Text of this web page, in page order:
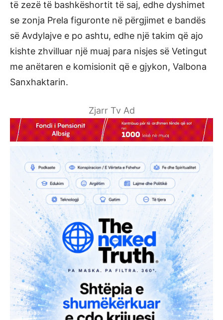
të zezë të bashkëshortit të saj, edhe dyshimet
se zonja Prela figuronte në përgjimet e bandës
së Avdylajve e po ashtu, edhe një takim që ajo
kishte zhvilluar një muaj para nisjes së Vetingut
me anëtaren e komisionit që e gjykon, Valbona
Sanxhaktarin.
Zjarr Tv Ad